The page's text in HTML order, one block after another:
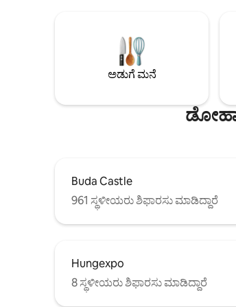
ತೆರೆದ ಯೋಜನೆ ಲಿವಿಂಗ್ ರೂಮ್, ಎಸಿ ಹೊಂದಿರುವ
ಸಂಪೂರ್ಣ ಸುಸಜ್ಜಿತ ಅಡುಗೆಮನೆ, ಕಿಂಗ್ ಸೈಜ್ ಬೆಡ್
ಮತ್ತುಗುಣಮಟ್ಟದ ಹಾಸಿಗೆ ಹೊಂದಿರುವ
ಬೆಡ್‌ರೂಮ್ ಅನ್ನು ಒಳಗೊಂಡಿದೆ
ಅಡುಗೆ ಮನೆ
Buda Castle
961 ಸ್ಥಳೀಯರು ಶಿಫಾರಸು ಮಾಡಿದ್ದಾರೆ
Hungexpo
8 ಸ್ಥಳೀಯರು ಶಿಫಾರಸು ಮಾಡಿದ್ದಾರೆ